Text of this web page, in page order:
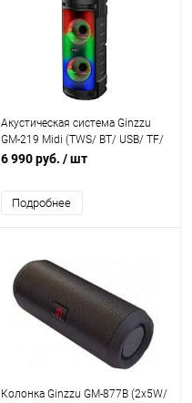
Акустическая система Ginzzu
GM-219 Midi (TWS/ BT/ USB/ TF/
FM/ ДУ)
6 990 руб. / шт
Подробнее
Колонка Ginzzu GM-877B (2x5W/